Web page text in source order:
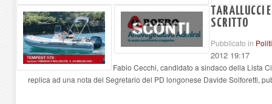
TARALLUCCI
SCRITTO
Pubblicato in
2012 19:17
Fabio Cecchi, candidato a sindaco della Lista
replica ad una nota del Segretario del PD longonese Davide Solforetti,